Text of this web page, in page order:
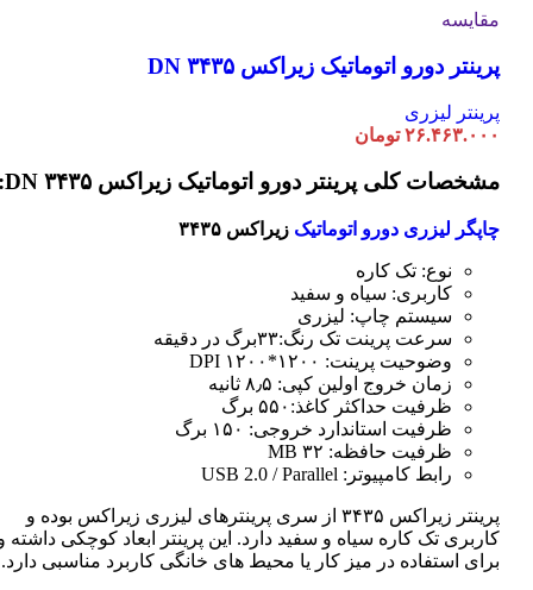
مقایسه
پرینتر دورو اتوماتیک زیراکس DN ۳۴۳۵
پرینتر لیزری
۲۶.۴۶۳.۰۰۰ تومان
مشخصات کلی پرینتر دورو اتوماتیک زیراکس DN ۳۴۳۵:
چاپگر لیزری دورو اتوماتیک زیراکس ۳۴۳۵
نوع: تک کاره
کاربری: سیاه و سفید
سیستم چاپ: لیزری
سرعت پرینت تک رنگ:۳۳برگ در دقیقه
وضوحیت پرینت: ۱۲۰۰*۱۲۰۰ DPI
زمان خروج اولین کپی: ۸٫۵ ثانیه
ظرفیت حداکثر کاغذ:۵۵۰ برگ
ظرفیت استاندارد خروجی: ۱۵۰ برگ
ظرفیت حافظه: ۳۲ MB
رابط کامپیوتر: USB 2.0 / Parallel
پرینتر زیراکس ۳۴۳۵ از سری پرینترهای لیزری زیراکس بوده و
کاربری تک کاره سیاه و سفید دارد. این پرینتر ابعاد کوچکی داشته
برای استفاده در میز کار یا محیط های خانگی کاربرد مناسبی دارد.